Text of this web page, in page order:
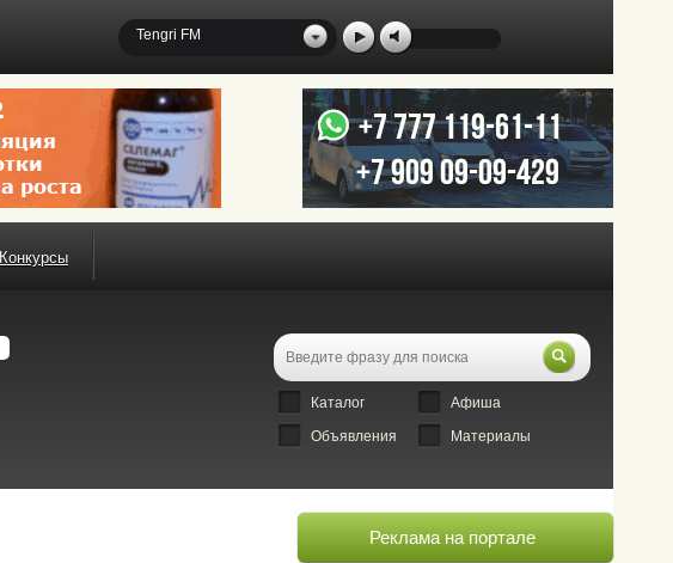
Tengri FM
Конкурсы
Каталог
Афиша
Объявления
Материалы
Реклама на портале